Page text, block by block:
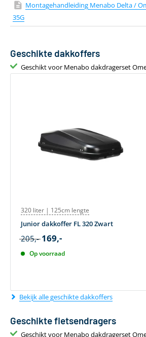
Montagehandleiding Menabo Delta /
35G
Geschikte dakkoffers
Geschikt voor Menabo dakdragerset
320 liter | 125cm lengte
Junior dakkoffer FL 320 Zwart
205,- 169,-
Op voorraad
Bekijk alle geschikte dakkoffers
Geschikte fietsendragers
Geschikt voor Menabo dakdragerset